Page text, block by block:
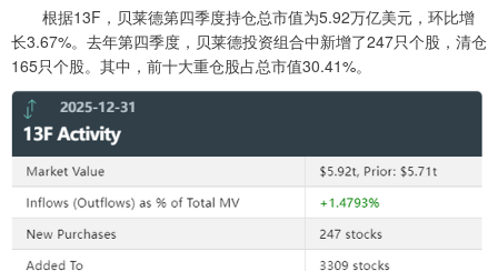
根据13F，贝莱德第四季度持仓总市值为5.92万亿美元，环比增
长3.67%。去年第四季度，贝莱德投资组合中新增了247只个股，清仓
165只个股。其中，前十大重仓股占总市值30.41%。